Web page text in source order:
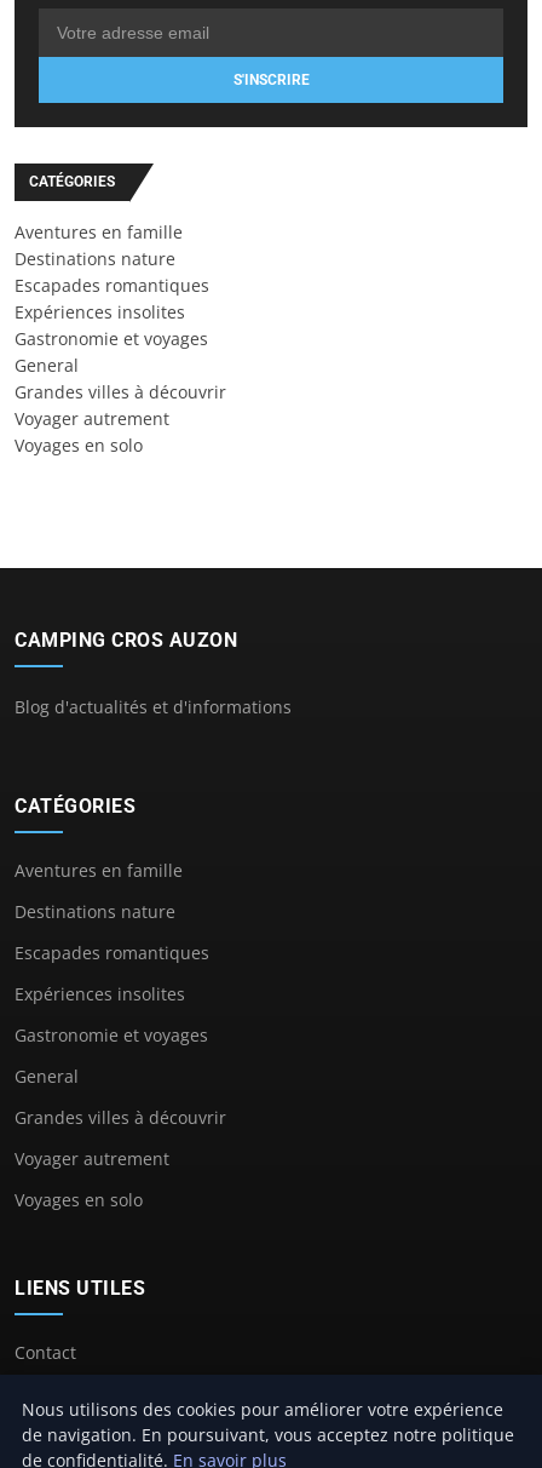
S'INSCRIRE
CATÉGORIES
Aventures en famille
Destinations nature
Escapades romantiques
Expériences insolites
Gastronomie et voyages
General
Grandes villes à découvrir
Voyager autrement
Voyages en solo
CAMPING CROS AUZON
Blog d'actualités et d'informations
CATÉGORIES
Aventures en famille
Destinations nature
Escapades romantiques
Expériences insolites
Gastronomie et voyages
General
Grandes villes à découvrir
Voyager autrement
Voyages en solo
LIENS UTILES
Contact
Nous utilisons des cookies pour améliorer votre expérience
de navigation. En poursuivant, vous acceptez notre politique
de confidentialité. En savoir plus